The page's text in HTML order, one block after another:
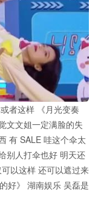
者这样 《月光变奏
文文姐一定满脸的失
有 SALE 哇这个伞太
别人打伞也好 明天还
以这样 还可以遮过来
好》 湖南娱乐 吴磊是